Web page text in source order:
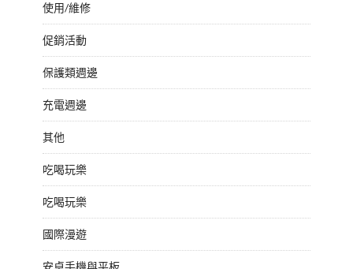
使用/維修
促銷活動
保護類週邊
充電週邊
其他
吃喝玩樂
吃喝玩樂
國際漫遊
安卓手機與平板